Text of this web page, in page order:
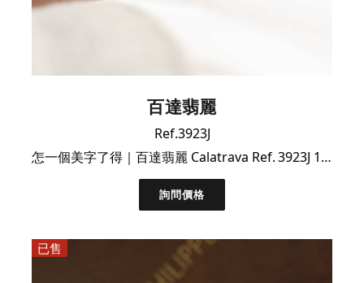
百達翡麗
Ref.3923J
怎一個美字了得｜百達翡麗 Calatrava Ref. 3923J 18K 黃金腕錶｜單表已保養
詢問價格
已售